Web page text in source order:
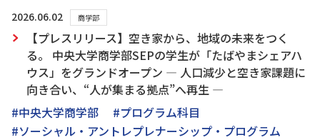
2026.06.02 商学部
【プレスリリース】空き家から、地域の未来をつく
る。 中央大学商学部SEPの学生が「たばやまシェアハ
ウス」をグランドオープン ― 人口減少と空き家課題に
向き合い、“人が集まる拠点”へ再生 ―
#中央大学商学部
#プログラム科目
#ソーシャル・アントレプレナーシップ・プログラム